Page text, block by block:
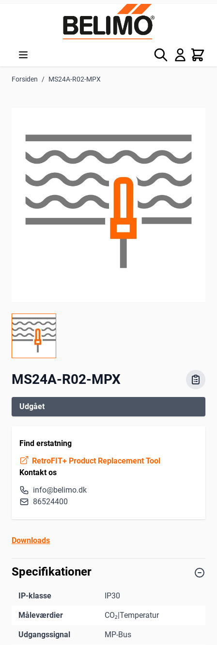
Søg Kurv
Forsiden / MS24A-R02-MPX
MS24A-R02-MPX
Udgået
Find erstatning
RetroFIT+ Product Replacement Tool
Kontakt os
info@belimo.dk
86524400
Downloads
Specifikationer
IP-klasse IP30
Måleværdier CO₂|Temperatur
Udgangssignal MP-Bus